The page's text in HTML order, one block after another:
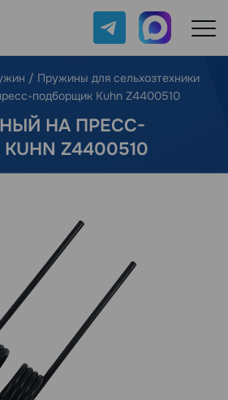
Telegram Max
/ Пружины для сельхозтехники
подборщик Kuhn Z4400510
НА ПРЕСС-
Z4400510